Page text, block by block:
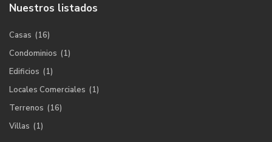
Nuestros listados
Casas (16)
Condominios (1)
Edificios (1)
Locales Comerciales (1)
Terrenos (16)
Villas (1)